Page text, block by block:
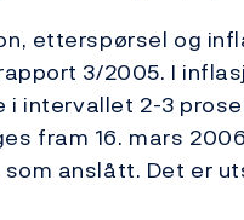
etterspørsel og
3/2005. I
i intervallet 2-3
fram 16. mars
anslått. Det er